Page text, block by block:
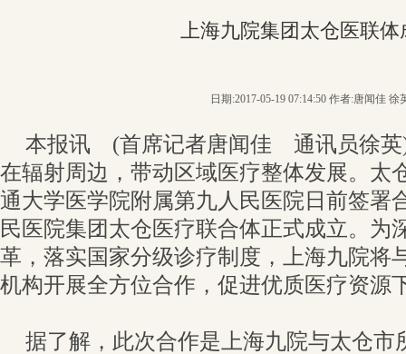
上海九院集团太仓医联体
日期:2017-05-19 07:14:50 作者:唐闻佳 徐
本报讯 (首席记者唐闻佳 通讯员徐英
在辐射周边，带动区域医疗整体发展。太
通大学医学院附属第九人民医院日前签署
民医院集团太仓医疗联合体正式成立。为
革，落实国家分级诊疗制度，上海九院将
机构开展全方位合作，促进优质医疗资源
据了解，此次合作是上海九院与太仓市